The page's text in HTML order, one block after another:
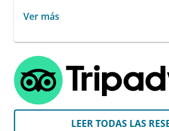
Ver más
LEER TODAS LAS